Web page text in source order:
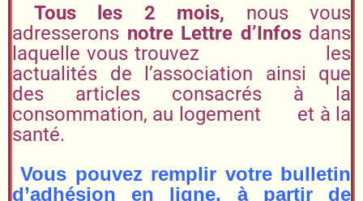
Tous les 2 mois, nous vous
adresserons notre Lettre d’Infos dans
laquelle vous trouvez les
actualités de l’association ainsi que
des articles consacrés à la
consommation, au logement et à la
santé.
Vous pouvez remplir votre bulletin
d’adhésion en ligne, à partir de